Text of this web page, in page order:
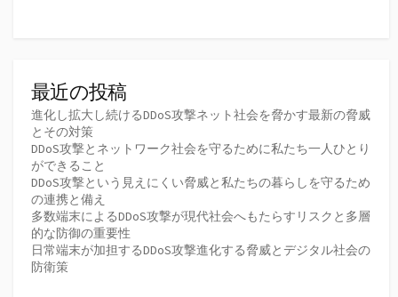
最近の投稿
進化し拡大し続けるDDoS攻撃ネット社会を脅かす最新の脅威
とその対策
DDoS攻撃とネットワーク社会を守るために私たち一人ひとり
ができること
DDoS攻撃という見えにくい脅威と私たちの暮らしを守るため
の連携と備え
多数端末によるDDoS攻撃が現代社会へもたらすリスクと多層
的な防御の重要性
日常端末が加担するDDoS攻撃進化する脅威とデジタル社会の
防衛策